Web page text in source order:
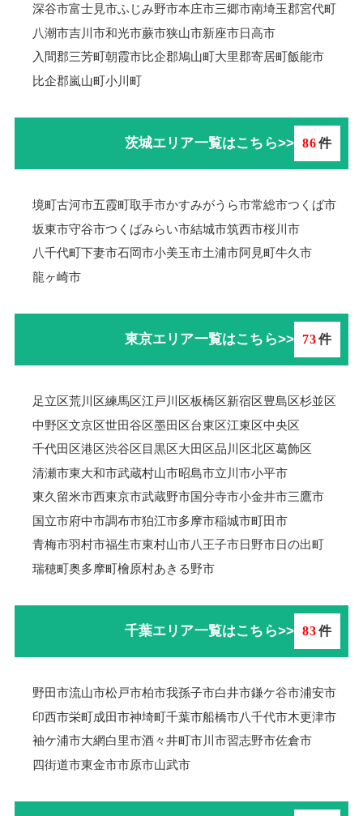
深谷市富士見市ふじみ野市本庄市三郷市南埼玉郡宮代町
八潮市吉川市和光市蕨市狭山市新座市日高市
入間郡三芳町朝霞市比企郡鳩山町大里郡寄居町飯能市
比企郡嵐山町小川町
茨城エリア一覧はこちら>> 86件
境町古河市五霞町取手市かすみがうら市常総市つくば市
坂東市守谷市つくばみらい市結城市筑西市桜川市
八千代町下妻市石岡市小美玉市土浦市阿見町牛久市
龍ヶ崎市
東京エリア一覧はこちら>> 73件
足立区荒川区練馬区江戸川区板橋区新宿区豊島区杉並区
中野区文京区世田谷区墨田区台東区江東区中央区
千代田区港区渋谷区目黒区大田区品川区北区葛飾区
清瀬市東大和市武蔵村山市昭島市立川市小平市
東久留米市西東京市武蔵野市国分寺市小金井市三鷹市
国立市府中市調布市狛江市多摩市稲城市町田市
青梅市羽村市福生市東村山市八王子市日野市日の出町
瑞穂町奥多摩町檜原村あきる野市
千葉エリア一覧はこちら>> 83件
野田市流山市松戸市柏市我孫子市白井市鎌ケ谷市浦安市
印西市栄町成田市神埼町千葉市船橋市八千代市木更津市
袖ケ浦市大網白里市酒々井町市川市習志野市佐倉市
四街道市東金市市原市山武市